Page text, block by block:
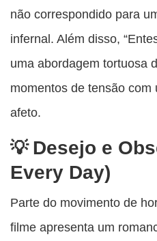
não correspondido para
infernal. Além disso,
uma abordagem tortuosa
momentos de tensão
afeto.
Desejo e
Every Day)
Parte do movimento de
filme apresenta um